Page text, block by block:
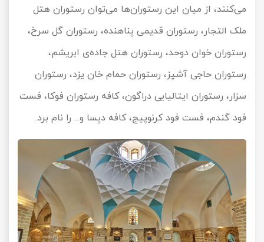
می‌کنند، از میان این رستوران‌ها می‌توان رستوران هتل
ملک التجار، رستوران قدیمی پناهنده، رستوران گل سرخ،
رستوران خوان دوحد، رستوران هتل جاده‌ی ابریشم،
رستوران حاجی آشپز، رستوران حمام خان یزد، رستوران
سزار، رستوران ایتالیایی دراگون، کافه رستوران فوکا، فست
فود گندم، فست فود کرنوپیج، کافه دپسا و... را نام برد.